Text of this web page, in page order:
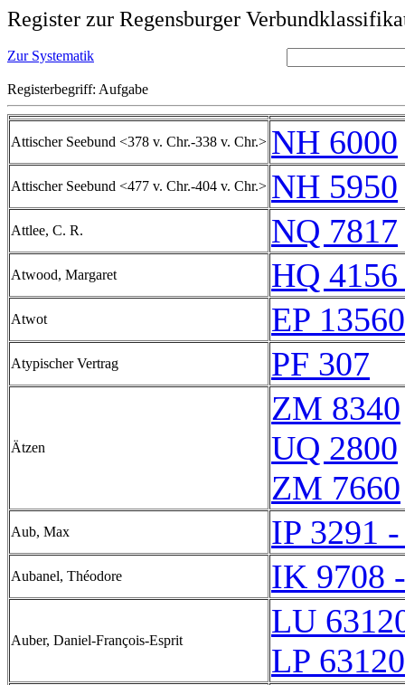
Register zur Regensburger
Zur Systematik
Registerbegriff: Aufgabe
Attischer Seebund <378 v. Chr.-338 v. Chr.> NH 6000
Attischer Seebund <477 v. Chr.-404 v. Chr.> NH 5950
Attlee, C. R. NQ 7817
Atwood, Margaret HQ
Atwot EP
Atypischer Vertrag PF 307
Ätzen
ZM 8340
UQ 2800
ZM 7660
Aub, Max IP 3291
Aubanel, Théodore IK 9708
Auber, Daniel-François-Esprit
LU
LP 63120